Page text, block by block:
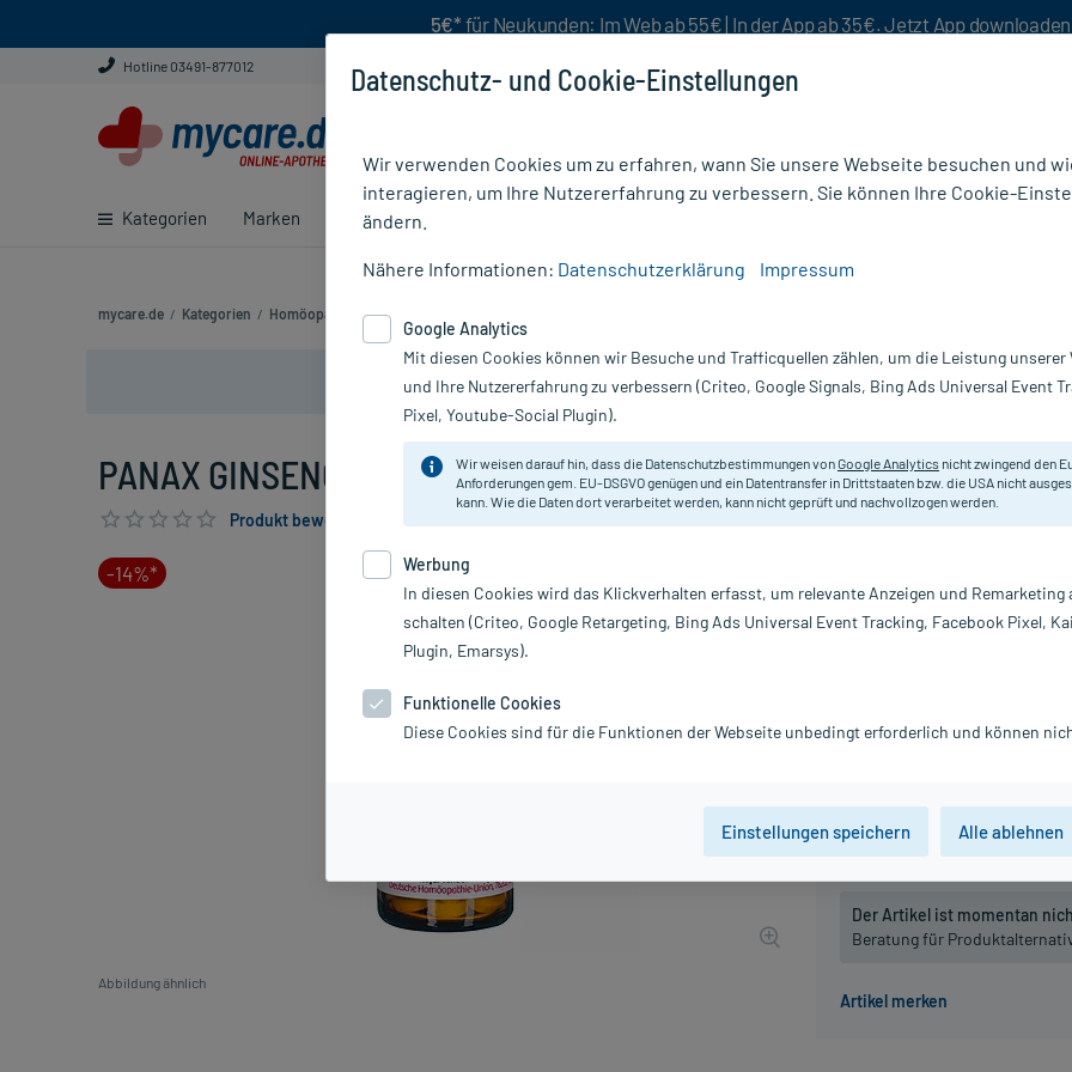
5€* für Neukunden: Im Web ab 55€ | In der App ab 35€. Jetzt App downloaden
Hotline 03491-877012
Kategorien Marken Ratgeber
mycare.de / Kategorien / Homöopathie / Einzelmittel
Nur für kurze Zeit:Gratis-Versand* ab 19€ Mindestbestellwert!
PANAX GINSENG D12, 80 St
Produkt bewerten & PlusHerzen sichern
-14%*
Abbildung ähnlich
inkl. MwSt. zzgl. Versandkosten
80 St, D6 80 St, D12
Der Artikel ist momentan
Beratung für
DHU - Einzelmittel
Homöopathisches Arzneimittel.
PZN:
Hersteller:
Datenschutz- und Cookie-Einstellungen
Wir verwenden Cookies um zu erfahren, wann Sie unsere Webseite besuchen und
interagieren, um Ihre Nutzererfahrung zu verbessern. Sie können Ihre Cookie-
ändern.
Nähere Informationen: Datenschutzerklärung Impressum
Google Analytics
Mit diesen Cookies können wir Besuche und Trafficquellen zählen, um die Leistung unserer
und Ihre Nutzererfahrung zu verbessern (Criteo, Google Signals, Bing Ads Universal Event
Pixel, Youtube-Social Plugin).
Wir weisen darauf hin, dass die Datenschutzbestimmungen vonGoogle Analytics nicht zwingend den
Anforderungen gem. EU-DSGVO genügen und ein Datentransfer in Drittstaaten bzw. die USA nicht
kann. Wie die Daten dort verarbeitet werden, kann nicht geprüft und nachvollzogen werden.
Werbung
In diesen Cookies wird das Klickverhalten erfasst, um relevante Anzeigen und Remarketing
schalten (Criteo, Google Retargeting, Bing Ads Universal Event Tracking, Facebook Pixel,
Plugin, Emarsys).
Funktionelle Cookies
Diese Cookies sind für die Funktionen der Webseite unbedingt erforderlich und können
Einstellungen speichern Alle ablehnen